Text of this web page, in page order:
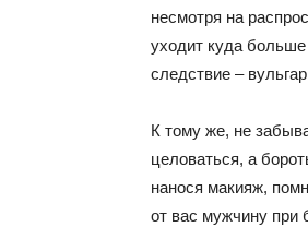
несмотря на
уходит куда
следствие –
К тому же, не
целоваться, а
нанося макияж,
от вас мужчину при